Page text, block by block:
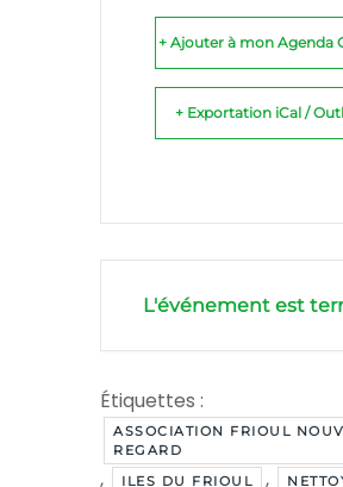
+ Ajouter à mon Agenda
+ Exportation iCal /
L'événement est
Étiquettes :
ASSOCIATION FRIOUL
REGARD
, ILES DU FRIOUL ,